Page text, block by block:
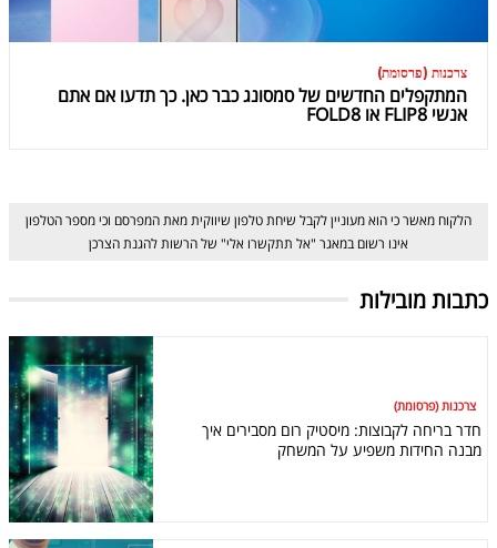
צרכנות (פרסומת)
המתקפלים החדשים של סמסונג כבר כאן. כך תדעו אם אתם
אנשי FLIP8 או FOLD8
הלקוח מאשר כי הוא מעוניין לקבל שיחת טלפון שיווקית מאת המפרסם וכי מספר הטלפון
אינו רשום במאגר "אל תתקשרו אלי" של הרשות להגנת הצרכן
כתבות מובילות
צרכנות (פרסומת)
חדר בריחה לקבוצות: מיסטיק רום מסבירים איך
מבנה החידות משפיע על המשחק